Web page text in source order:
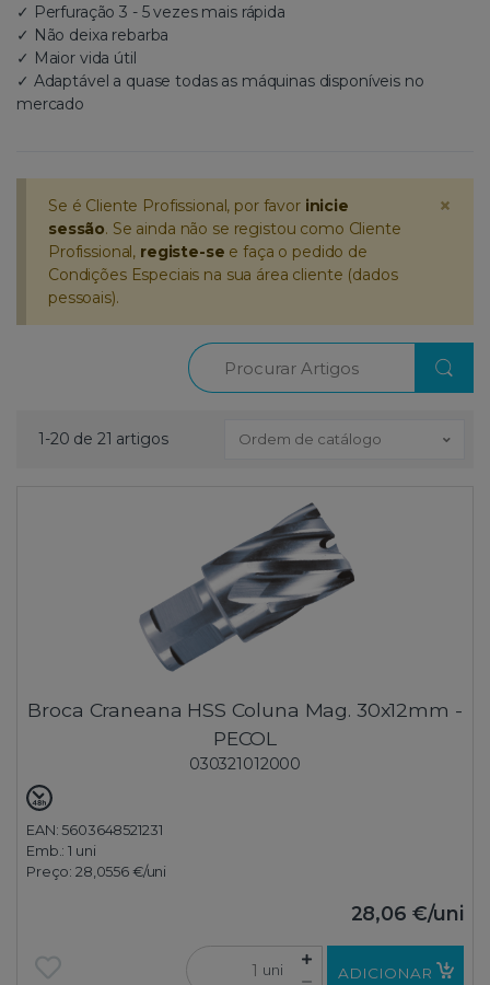
✓ Perfuração 3 - 5 vezes mais rápida
✓ Não deixa rebarba
✓ Maior vida útil
✓ Adaptável a quase todas as máquinas disponíveis no
mercado
×
Se é Cliente Profissional, por favor inicie
sessão. Se ainda não se registou como Cliente
Profissional, registe-se e faça o pedido de
Condições Especiais na sua área cliente (dados
pessoais).
Procurar
1-20 de 21 artigos Ordem de catálogo
Broca Craneana HSS Coluna Mag. 30x12mm -
PECOL
030321012000
EAN: 5603648521231
Emb.:1 uni
Preço: 28,0556 €/uni
28,06 €/uni
uni ADICIONAR